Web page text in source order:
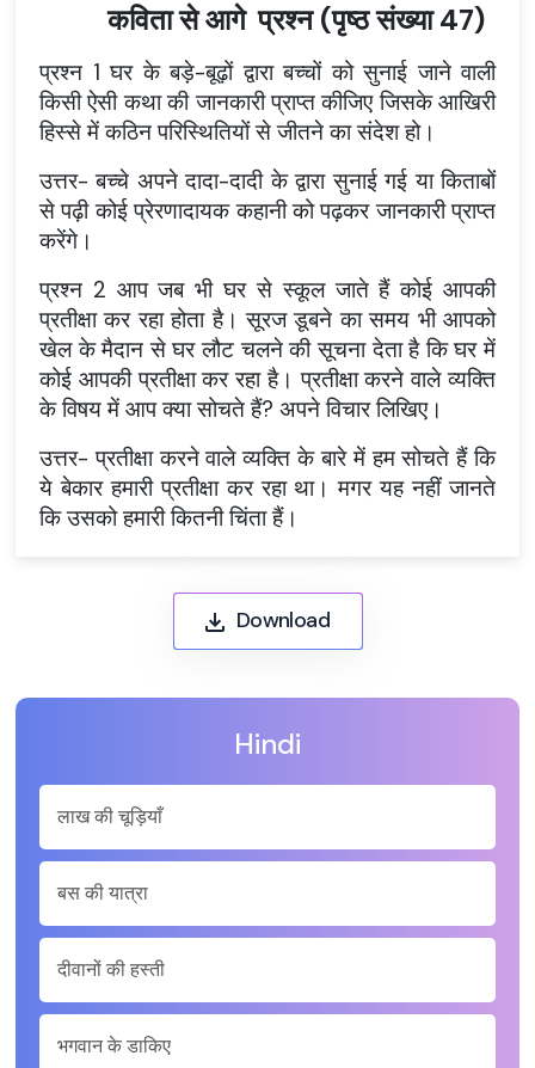
Hindi
लाख की चूड़ियाँ
बस की यात्रा
दीवानों की हस्ती
भगवान के डाकिए
कविता से आगे प्रश्न (पृष्ठ संख्या 47)
प्रश्न 1 घर के बड़े-बूढ़ों द्वारा बच्चों को सुनाई जाने वाली
किसी ऐसी कथा की जानकारी प्राप्त कीजिए जिसके आखिरी
हिस्से में कठिन परिस्थितियों से जीतने का संदेश हो।
उत्तर- बच्चे अपने दादा-दादी के द्वारा सुनाई गई या किताबों
से पढ़ी कोई प्रेरणादायक कहानी को पढ़कर जानकारी प्राप्त
करेंगे।
प्रश्न 2 आप जब भी घर से स्कूल जाते हैं कोई आपकी
प्रतीक्षा कर रहा होता है। सूरज डूबने का समय भी आपको
खेल के मैदान से घर लौट चलने की सूचना देता है कि घर में
कोई आपकी प्रतीक्षा कर रहा है। प्रतीक्षा करने वाले व्यक्ति
के विषय में आप क्या सोचते हैं? अपने विचार लिखिए।
उत्तर- प्रतीक्षा करने वाले व्यक्ति के बारे में हम सोचते हैं कि
ये बेकार हमारी प्रतीक्षा कर रहा था। मगर यह नहीं जानते
कि उसको हमारी कितनी चिंता हैं।
Download